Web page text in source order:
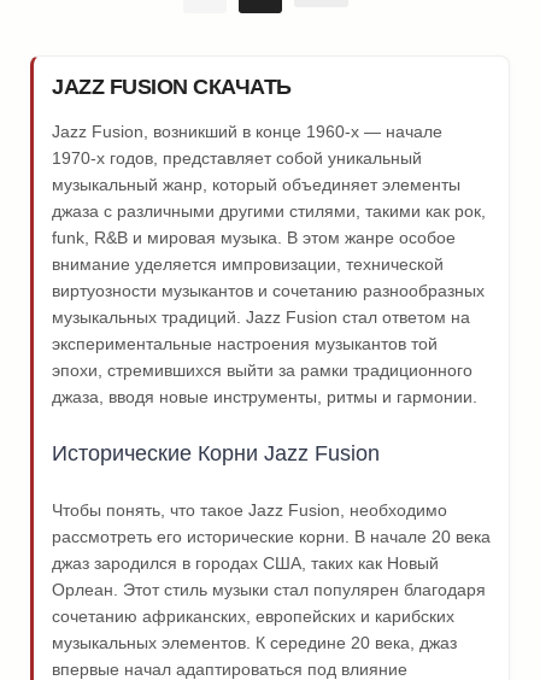
JAZZ FUSION СКАЧАТЬ
Jazz Fusion, возникший в конце 1960-х — начале
1970-х годов, представляет собой уникальный
музыкальный жанр, который объединяет элементы
джаза с различными другими стилями, такими как рок,
funk, R&B и мировая музыка. В этом жанре особое
внимание уделяется импровизации, технической
виртуозности музыкантов и сочетанию разнообразных
музыкальных традиций. Jazz Fusion стал ответом на
экспериментальные настроения музыкантов той
эпохи, стремившихся выйти за рамки традиционного
джаза, вводя новые инструменты, ритмы и гармонии.
Исторические Корни Jazz Fusion
Чтобы понять, что такое Jazz Fusion, необходимо
рассмотреть его исторические корни. В начале 20 века
джаз зародился в городах США, таких как Новый
Орлеан. Этот стиль музыки стал популярен благодаря
сочетанию африканских, европейских и карибских
музыкальных элементов. К середине 20 века, джаз
впервые начал адаптироваться под влияние